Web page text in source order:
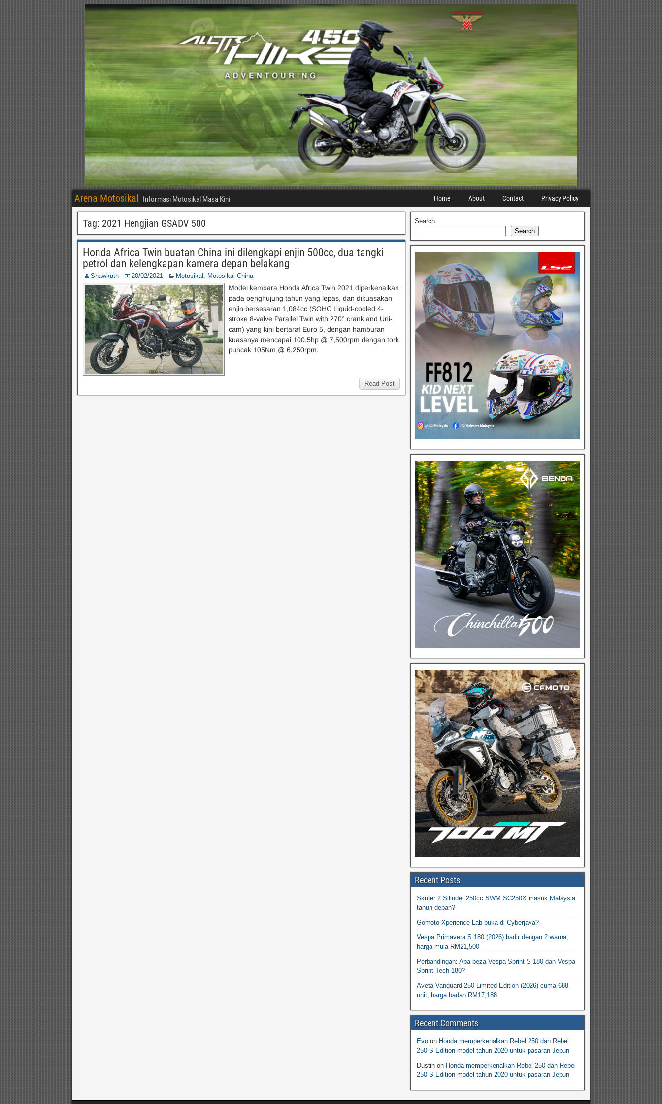
Arena Motosikal Informasi Motosikal Masa Kini Home About Contact Privacy Policy
Tag: 2021 Hengjian GSADV 500
Honda Africa Twin buatan China ini dilengkapi enjin 500cc, dua tangki
petrol dan kelengkapan kamera depan belakang
Shawkath 20/02/2021 Motosikal , Motosikal China
Model kembara Honda Africa Twin 2021 diperkenalkan
pada penghujung tahun yang lepas, dan dikuasakan
enjin bersesaran 1,084cc (SOHC Liquid-cooled 4-
stroke 8-valve Parallel Twin with 270° crank and Uni-
cam) yang kini bertaraf Euro 5, dengan hamburan
kuasanya mencapai 100.5hp @ 7,500rpm dengan tork
puncak 105Nm @ 6,250rpm.
Read Post
Search
Search
Recent Posts
Skuter 2 Silinder 250cc SWM SC250X masuk Malaysia
tahun depan?
Gomoto Xperience Lab buka di Cyberjaya?
Vespa Primavera S 180 (2026) hadir dengan 2 warna,
harga mula RM21,500
Perbandingan: Apa beza Vespa Sprint S 180 dan Vespa
Sprint Tech 180?
Aveta Vanguard 250 Limited Edition (2026) cuma 688
unit, harga badan RM17,188
Recent Comments
Evo on Honda memperkenalkan Rebel 250 dan Rebel
250 S Edition model tahun 2020 untuk pasaran Jepun
Dustin on Honda memperkenalkan Rebel 250 dan Rebel
250 S Edition model tahun 2020 untuk pasaran Jepun